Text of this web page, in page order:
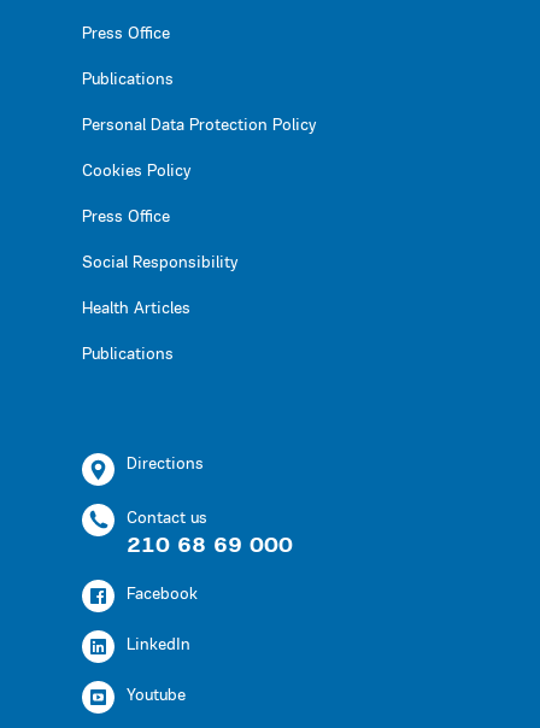
Press Office
Publications
Personal Data Protection Policy
Cookies Policy
Press Office
Social Responsibility
Health Articles
Publications
Directions
Contact us
210 68 69 000
Facebook
LinkedIn
Youtube